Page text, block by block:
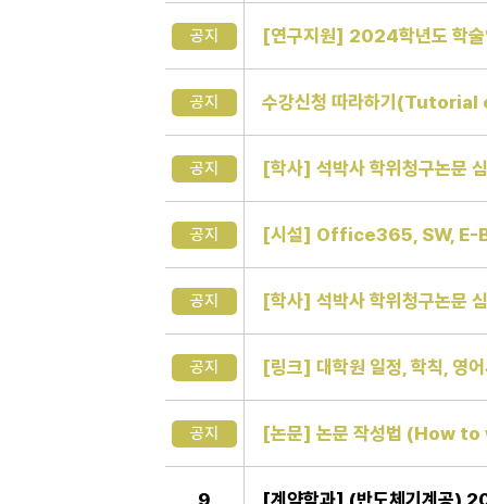
공지 [연구지원] 2024학년도 학술
공지 수강신청 따라하기
공지 [학사] 석박사 학위청구논문
공지 [시설] Office365, SW, E-
공지 [학사] 석박사 학위청구논문
공지 [링크] 대학원 일정, 학칙, 영
공지 [논문] 논문 작성법 (How
9 [계약학과] (반도체기계공)